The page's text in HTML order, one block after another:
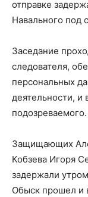
отправке
Навального под
Заседание
следователя,
персональных
деятельности, и
подозреваемого.
Защищающих
Кобзева Игоря
задержали
Обыск прошел и